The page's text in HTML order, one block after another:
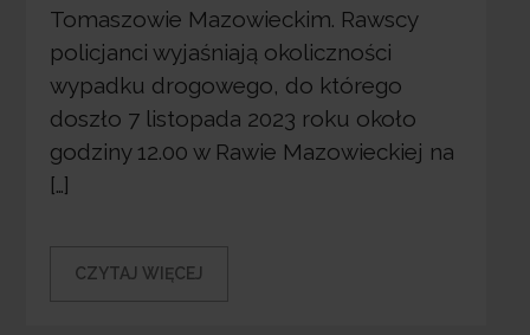
Tomaszowie Mazowieckim. Rawscy
policjanci wyjaśniają okoliczności
wypadku drogowego, do którego
doszło 7 listopada 2023 roku około
godziny 12.00 w Rawie Mazowieckiej na
[…]
CZYTAJ WIĘCEJ